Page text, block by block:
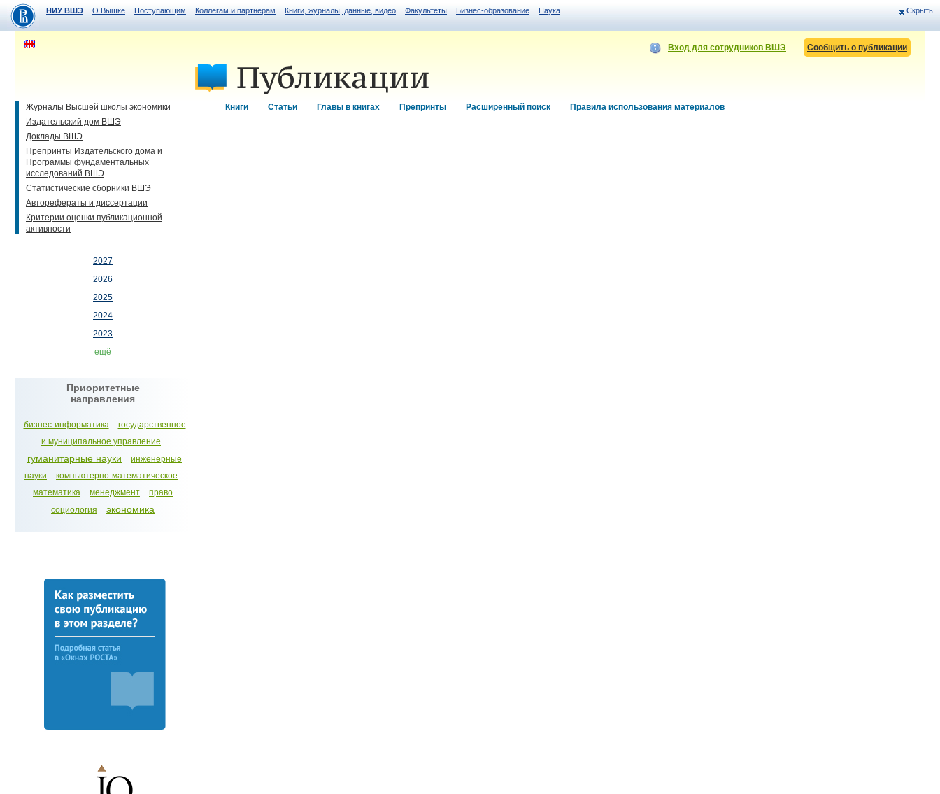
Скрыть
НИУ ВШЭ О Вышке Поступающим Коллегам и партнерам Книги, журналы, данные, видео Факультеты Бизнес-образование Наука
Сообщить о публикации
Вход для сотрудников ВШЭ
Книги Статьи Главы в книгах Препринты Расширенный поиск Правила использования материалов
Журналы Высшей школы экономики
Издательский дом ВШЭ
Доклады ВШЭ
Препринты Издательского дома и
Программы фундаментальных
исследований ВШЭ
Статистические сборники ВШЭ
Авторефераты и диссертации
Критерии оценки публикационной
активности
2027
2026
2025
2024
2023
ещё
Приоритетные
направления
бизнес-информатика
государственное
и муниципальное управление
гуманитарные науки
инженерные
науки
компьютерно-математическое
математика
менеджмент
право
социология
экономика